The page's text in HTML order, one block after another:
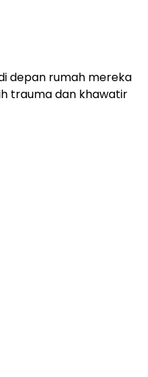
depan rumah mereka
trauma dan khawatir